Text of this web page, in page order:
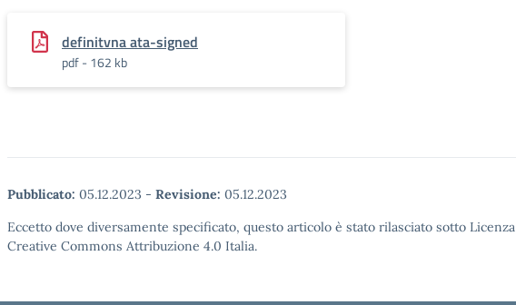
definitvna ata-signed
pdf - 162 kb
Pubblicato: 05.12.2023 - Revisione: 05.12.2023
Eccetto dove diversamente specificato, questo articolo è stato rilasciato sotto Licenza
Creative Commons Attribuzione 4.0 Italia.